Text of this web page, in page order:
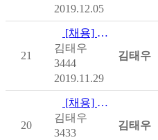
2019.12.05
21
[채용] [마감]사)한국척수장애인협회 2019년 제2차 직원채용…
김태우
3444
2019.11.29
김태우
20
[채용] [마감]사)한국척수장애인협회 2019년 제1차 직원채용…
김태우
3433
김태우